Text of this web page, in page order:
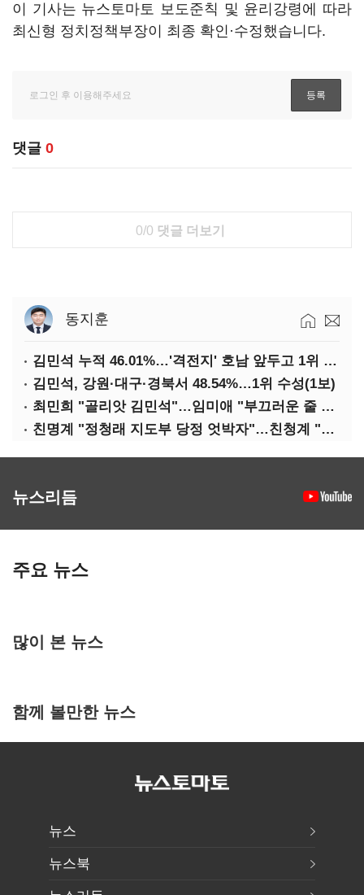
이 기사는 뉴스토마토 보도준칙 및 윤리강령에 따라
최신형 정치정책부장이 최종 확인·수정했습니다.
댓글 0
0/0 댓글 더보기
동지훈
김민석 누적 46.01%…'격전지' 호남 앞두고 1위 지켰다(2보)
김민석, 강원·대구·경북서 48.54%…1위 수성(1보)
최민희 "골리앗 김민석"…임미애 "부끄러운 줄 알아야"
친명계 "정청래 지도부 당정 엇박자"…친청계 "신천지 오물 폭탄"
뉴스리듬
주요 뉴스
많이 본 뉴스
함께 볼만한 뉴스
뉴스
뉴스북